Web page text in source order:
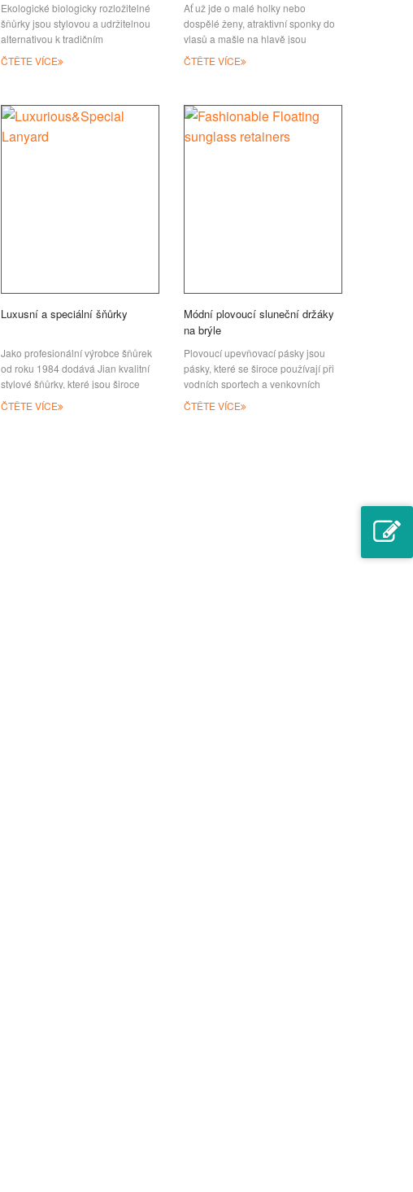
Ekologické biologicky rozložitelné
šňůrky jsou stylovou a udržitelnou
alternativou k tradičním
polyesterovým a nylonovým
šňůrkám. Bambusové vlákno,
mohou být stoprocentně biologicky
rozložit v půdě mikroorganismy a
slunečním svitem. Proces rozkladu
ČTĚTE VÍCE
Ať už jde o malé holky nebo
dospělé ženy, atraktivní sponky do
vlasů a mašle na hlavě jsou
nezbytnou součástí jejich
každodenního módního oblečení.
ručně vybraných sponek do vlasů a
mašlí na hlavě, které doplní vaši
trendy kolekci a oblíbený vzhled.
ČTĚTE VÍCE
Luxusní a speciální šňůrky
Jako profesionální výrobce šňůrek
od roku 1984 dodává Jian kvalitní
stylové šňůrky, které jsou široce
používány v armádě, policii, na
sportovních akcích, na jarmarkech,
ČTĚTE VÍCE
Módní plovoucí sluneční držáky
na brýle
Plovoucí upevňovací pásky jsou
pásky, které se široce používají při
vodních sportech a venkovních
aktivitách, aby se zabránilo
sklouznutí nebo ztrátě brýlí nebo
ČTĚTE VÍCE